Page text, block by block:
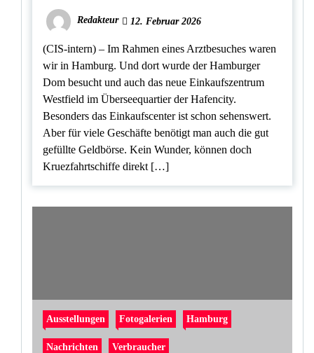
Redakteur 12. Februar 2026
(CIS-intern) – Im Rahmen eines Arztbesuches waren
wir in Hamburg. Und dort wurde der Hamburger
Dom besucht und auch das neue Einkaufszentrum
Westfield im Überseequartier der Hafencity.
Besonders das Einkaufscenter ist schon sehenswert.
Aber für viele Geschäfte benötigt man auch die gut
gefüllte Geldbörse. Kein Wunder, können doch
Kruezfahrtschiffe direkt […]
Ausstellungen Fotogalerien Hamburg
Nachrichten Verbraucher